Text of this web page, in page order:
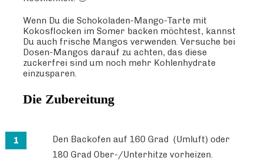
Wenn Du die Schokoladen-Mango-Tarte mit
Kokosflocken im Somer backen möchtest, kannst
Du auch frische Mangos verwenden. Versuche bei
Dosen-Mangos darauf zu achten, das diese
zuckerfrei sind um noch mehr Kohlenhydrate
einzusparen.
Die Zubereitung
Den Backofen auf 160 Grad (Umluft) oder
180 Grad Ober-/Unterhitze vorheizen.